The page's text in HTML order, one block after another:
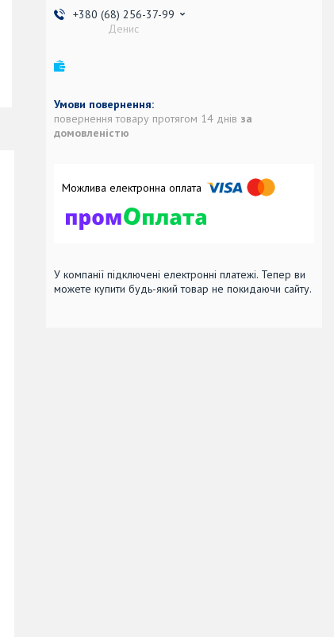
+380 (68) 256-37-99
Денис
повернення товару протягом 14 днів за
домовленістю
У компанії підключені електронні платежі. Тепер ви
можете купити будь-який товар не покидаючи сайту.